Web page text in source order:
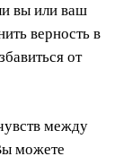
вы или ваш
верность в
от
между
можете